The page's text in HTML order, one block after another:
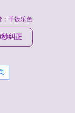
：干饭乐色
秒纠正